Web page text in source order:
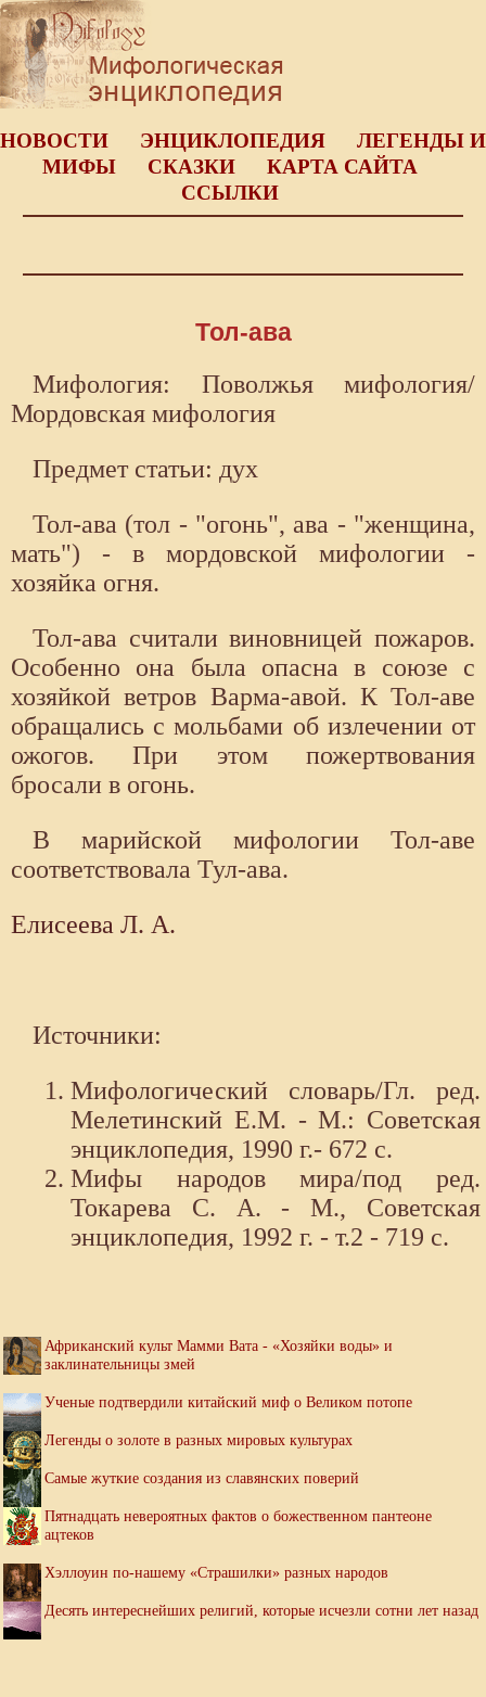
НОВОСТИ ЭНЦИКЛОПЕДИЯ
ЛЕГЕНДЫ И
МИФЫ
СКАЗКИ
КАРТА САЙТА
ССЫЛКИ
Тол-ава
Мифология: Поволжья мифология/
Мордовская мифология
Предмет статьи: дух
Тол-ава (тол - "огонь", ава - "женщина,
мать") - в мордовской мифологии -
хозяйка огня.
Тол-ава считали виновницей пожаров.
Особенно она была опасна в союзе с
хозяйкой ветров Варма-авой. К Тол-аве
обращались с мольбами об излечении от
ожогов. При этом пожертвования
бросали в огонь.
В марийской мифологии Тол-аве
соответствовала Тул-ава.
Елисеева Л. А.
Источники:
Мифологический словарь/Гл. ред.
Мелетинский Е.М. - М.: Советская
энциклопедия, 1990 г.- 672 с.
Мифы народов мира/под ред.
Токарева С. А. - М., Советская
энциклопедия, 1992 г. - т.2 - 719 с.
Африканский культ Мамми Вата - «Хозяйки воды» и
заклинательницы змей
Ученые подтвердили китайский миф о Великом потопе
Легенды о золоте в разных мировых культурах
Самые жуткие создания из славянских поверий
Пятнадцать невероятных фактов о божественном пантеоне
ацтеков
Хэллоуин по-нашему «Страшилки» разных народов
Десять интереснейших религий, которые исчезли сотни лет назад